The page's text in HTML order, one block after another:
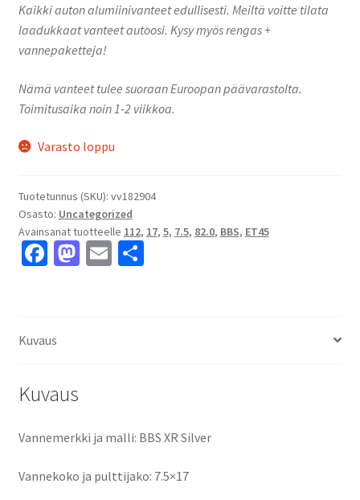
Kaikki auton alumiinivanteet edullisesti. Meiltä voitte tilata
laadukkaat vanteet autoosi. Kysy myös rengas +
vannepaketteja!
Nämä vanteet tulee suoraan Euroopan päävarastolta.
Toimitusaika noin 1-2 viikkoa.
Varasto loppu
Tuotetunnus (SKU): vv182904
Osasto: Uncategorized
Avainsanat tuotteelle 112, 17, 5, 7.5, 82.0, BBS, ET45
Fa
o
o
M E S
Kuvaus
Kuvaus
Vannemerkki ja malli: BBS XR Silver
Vannekoko ja pulttijako: 7.5×17